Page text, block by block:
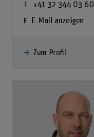
+41 32 344 03 60
E-Mail anzeigen
Zum Profil